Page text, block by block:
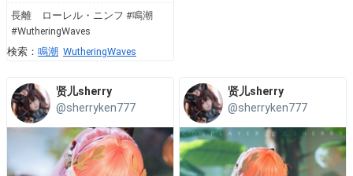
長離 ローレル・ニンフ #鳴潮
#WutheringWaves
検索： 鳴潮 WutheringWaves
贤儿sherry
@sherryken777
贤儿sherry
@sherryken777